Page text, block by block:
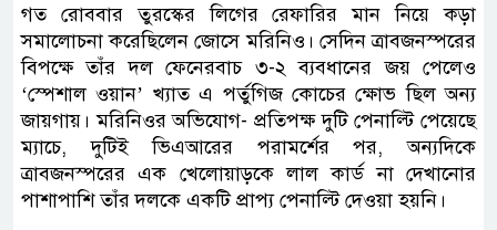
গত রোববার তুরস্কের লিগের রেফারির মান নিয়ে কড়া
সমালোচনা করেছিলেন জোসে মরিনিও। সেদিন ত্রাবজনস্পরের
বিপক্ষে তাঁর দল ফেনেরবাচ ৩-২ ব্যবধানের জয় পেলেও
‘স্পেশাল ওয়ান’ খ্যাত এ পর্তুগিজ কোচের ক্ষোভ ছিল অন্য
জায়গায়। মরিনিওর অভিযোগ- প্রতিপক্ষ দুটি পেনাল্টি পেয়েছে
ম্যাচে, দুটিই ভিএআরের পরামর্শের পর, অন্যদিকে
ত্রাবজনস্পরের এক খেলোয়াড়কে লাল কার্ড না দেখানোর
পাশাপাশি তাঁর দলকে একটি প্রাপ্য পেনাল্টি দেওয়া হয়নি।